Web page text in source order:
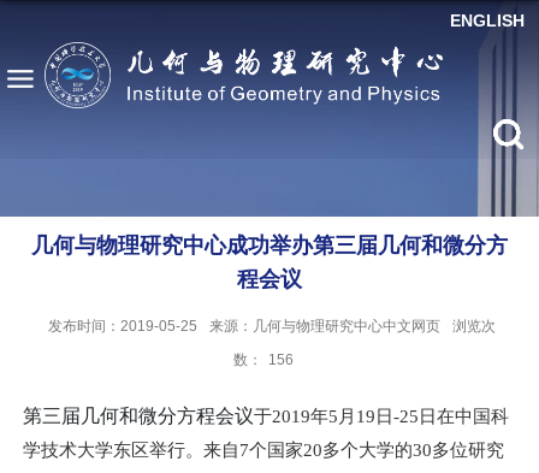
ENGLISH
几何与物理研究中心成功举办第三届几何和微分方
程会议
发布时间：2019-05-25 来源：几何与物理研究中心中文网页
浏览次
数：
156
第三届几何和微分方程会议于2019年5 月 19 日-25 日在中国科
学技术大学东区举行。来自7个国家20多个大学的30多位研究